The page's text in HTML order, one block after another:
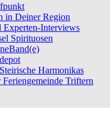
in Deiner Region
Experten-Interviews
Spirituosen
Harmonikas
Triftern